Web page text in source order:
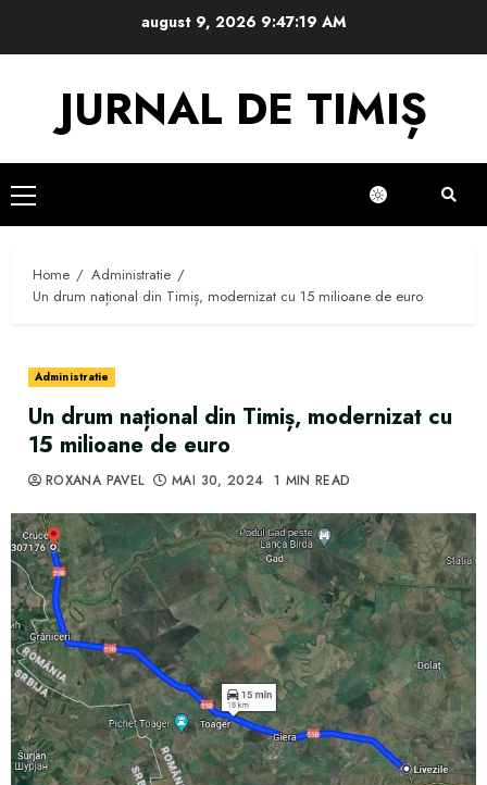
august 9, 2026 9:47:20 AM
JURNAL DE TIMIȘ
Primary
Menu
Home
Administratie
Un drum național din Timiș, modernizat cu 15 milioane de euro
Administratie
Un drum național din Timiș, modernizat cu
15 milioane de euro
ROXANA PAVEL MAI 30, 2024 1 MIN READ